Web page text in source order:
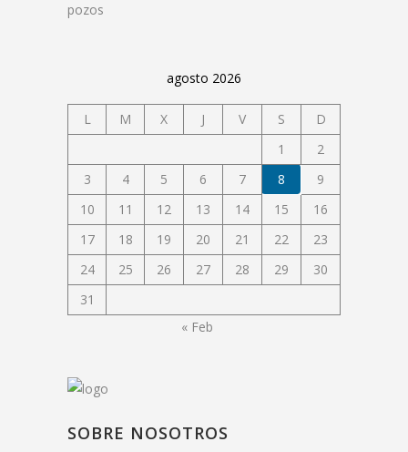
pozos
agosto 2026
L M X J V S
D
1
2
3
4 5 6 7 8
9
10
11 12 13 14 15
16
17
18 19 20 21 22
23
24
25 26 27 28 29
30
31
« Feb
SOBRE NOSOTROS